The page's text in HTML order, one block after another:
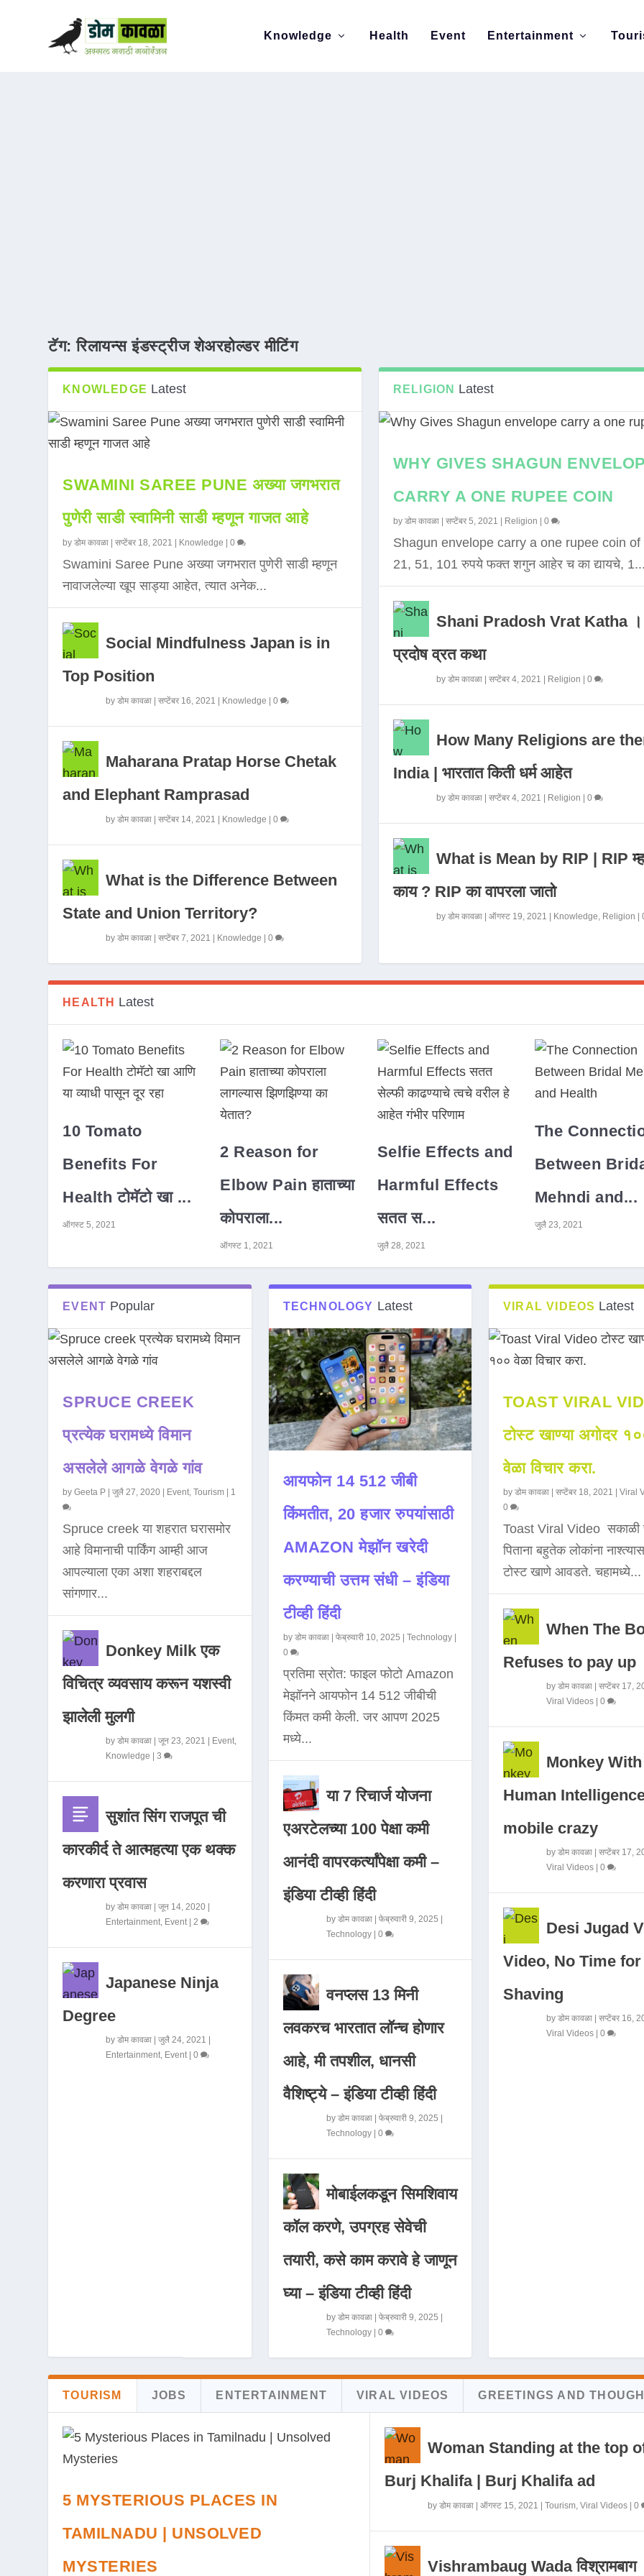
Knowledge Health Event Entertainment
टॅग:रिलायन्स इंडस्ट्रीज शेअरहोल्डर मीटिंग
KNOWLEDGE Latest
SWAMINI SAREE PUNE अख्या जगभरात
पुणेरी साडी स्वामिनी साडी म्हणून गाजत आहे
byडोम कावळा |सप्टेंबर 18, 2021 Knowledge |0
Swamini Saree Pune अख्या जगभरात पुणेरी साडी म्हणून
नावाजलेल्या खूप साड्या आहेत, त्यात अनेक...
Social Mindfulness Japan is in
Top Position
byडोम कावळा |सप्टेंबर 16, 2021 Knowledge |0
Maharana Pratap Horse Chetak
and Elephant Ramprasad
byडोम कावळा |सप्टेंबर 14, 2021 Knowledge |0
What is the Difference Between
State and Union Territory?
byडोम कावळा |सप्टेंबर 7, 2021 Knowledge |0
RELIGION Latest
WHY GIVES SHAGUN
CARRY A ONE RUPEE COIN
by डोम कावळा| सप्टेंबर 5, 2021 Religion 0
Shagun envelope carry a one rupee coin of
21, 51, 101 रुपये फक्त शगुन आहेर च का द्यायचे, 1...
Shani Pradosh Vrat Katha ।
प्रदोष व्रत कथा
by डोम कावळा| सप्टेंबर 4, 2021 Religion 0
How Many Religions are
India | भारतात किती धर्म आहेत
by डोम कावळा| सप्टेंबर 4, 2021 Religion 0
What is Mean by RIP | RIP
काय ? RIP का वापरला जातो
by डोम कावळा| ऑगस्ट 19, 2021 Knowledge, Religion
HEALTH Latest
10 Tomato
Benefits For
Health टोमॅटो खा ...
ऑगस्ट 5, 2021
2 Reason for
Elbow Pain हाताच्या
कोपराला...
ऑगस्ट 1, 2021
Selfie Effects and
Harmful Effects
सतत स...
जुलै 28, 2021
The
Between
Mehndi and...
जुलै 23, 2021
EVENT Popular
SPRUCE CREEK
प्रत्येक घरामध्ये विमान
असलेले आगळे वेगळे गांव
byGeeta P |जुलै 27, 2020 Event,Tourism 1
Spruce creek या शहरात घरासमोर
आहे विमानाची पार्किंग आम्ही आज
आपल्याला एका अशा शहराबद्दल
सांगणार...
Donkey Milk एक
विचित्र व्यवसाय करून यशस्वी
झालेली मुलगी
byडोम कावळा |जून 23, 2021 Event,
Knowledge |3
सुशांत सिंग राजपूत ची
कारकीर्द ते आत्महत्या एक थक्क
करणारा प्रवास
byडोम कावळा |जून 14, 2020
Entertainment, Event|2
Japanese Ninja
Degree
byडोम कावळा |जुलै 24, 2021
Entertainment, Event|0
TECHNOLOGY Latest
आयफोन 14 512 जीबी
किंमतीत, 20 हजार रुपयांसाठी
AMAZON मेझॉन खरेदी
करण्याची उत्तम संधी – इंडिया
टीव्ही हिंदी
by डोम कावळा| फेब्रुवारी 10, 2025 | Technology|
0
प्रतिमा स्रोत: फाइल फोटो Amazon
मेझॉनने आयफोन 14 512 जीबीची
किंमत कमी केली. जर आपण 2025
मध्ये...
या 7 रिचार्ज योजना
एअरटेलच्या 100 पेक्षा कमी
आनंदी वापरकर्त्यांपेक्षा कमी –
इंडिया टीव्ही हिंदी
by डोम कावळा| फेब्रुवारी 9, 2025 |
Technology| 0
वनप्लस 13 मिनी
लवकरच भारतात लॉन्च होणार
आहे, मी तपशील, धानसी
वैशिष्ट्ये – इंडिया टीव्ही हिंदी
by डोम कावळा| फेब्रुवारी 9, 2025 |
Technology| 0
मोबाईलकडून सिमशिवाय
कॉल करणे, उपग्रह सेवेची
तयारी, कसे काम करावे हे जाणून
घ्या – इंडिया टीव्ही हिंदी
by डोम कावळा| फेब्रुवारी 9, 2025 |
Technology| 0
VIRAL VIDEOS Latest
TOAST VIRAL
टोस्ट खाण्या अगोदर
वेळा विचार करा.
by डोम कावळा| सप्टेंबर 18, 2021 Viral
0
Toast Viral Video सकाळी
पिताना बहुतेक लोकांना
टोस्ट खाणे आवडते. चहामध्ये...
When The
Refuses to pay up
by डोम कावळा| सप्टेंबर 17,
Viral Videos| 0
Monkey With
Human
mobile crazy
by डोम कावळा| सप्टेंबर 17,
Viral Videos| 0
Desi Jugad
Video, No Time for
Shaving
by डोम कावळा| सप्टेंबर 16,
Viral Videos| 0
TOURISM JOBS ENTERTAINMENT VIRAL VIDEOS GREETINGS AND
5 MYSTERIOUS PLACES IN
TAMILNADU | UNSOLVED
MYSTERIES
Woman Standing at the top
Burj Khalifa | Burj Khalifa ad
by डोम कावळा| ऑगस्ट 15, 2021 | Tourism, Viral Videos| 0
Vishrambaug Wada विश्रामबाग